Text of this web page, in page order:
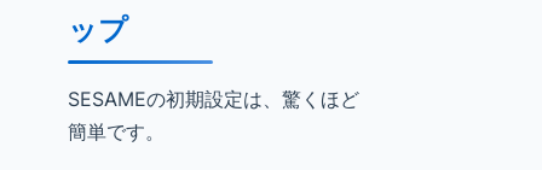
ップ
SESAMEの初期設定は、驚くほど
簡単です。